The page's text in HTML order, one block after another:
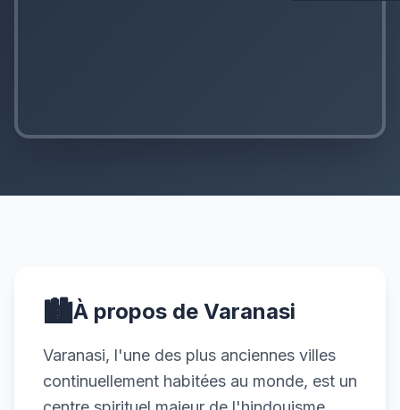
🏙️À propos de Varanasi
Varanasi, l'une des plus anciennes villes
continuellement habitées au monde, est un